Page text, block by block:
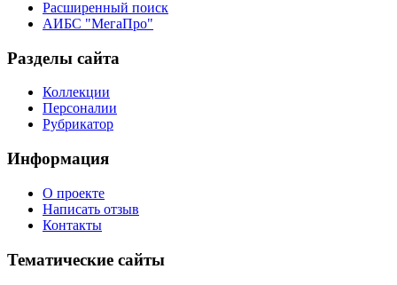
Расширенный поиск
АИБС "МегаПро"
Разделы сайта
Коллекции
Персоналии
Рубрикатор
Информация
О проекте
Написать отзыв
Контакты
Тематические сайты